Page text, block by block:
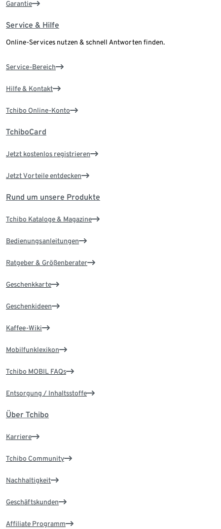
Garantie
Service & Hilfe
Online-Services nutzen & schnell Antworten finden.
Service-Bereich
Hilfe & Kontakt
Tchibo Online-Konto
TchiboCard
Jetzt kostenlos registrieren
Jetzt Vorteile entdecken
Rund um unsere Produkte
Tchibo Kataloge & Magazine
Bedienungsanleitungen
Ratgeber & Größenberater
Geschenkkarte
Geschenkideen
Kaffee-Wiki
Mobilfunklexikon
Tchibo MOBIL FAQs
Entsorgung / Inhaltsstoffe
Über Tchibo
Karriere
Tchibo Community
Nachhaltigkeit
Geschäftskunden
Affiliate Programm